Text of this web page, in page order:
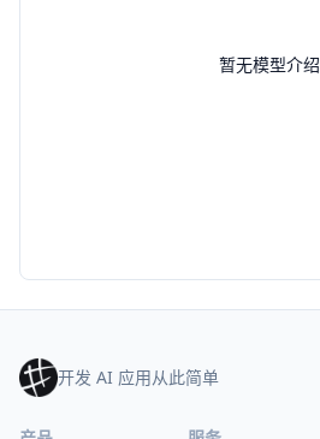
暂无模型介绍
开发 AI 应用从此简单